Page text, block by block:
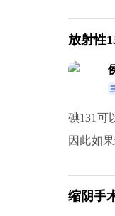
放射性
碘131可
因此如
缩阴手